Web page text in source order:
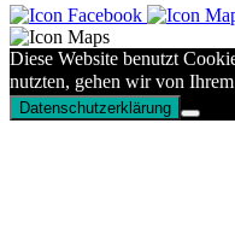
Diese Website benutzt
nutzten, gehen wir von
Datenschutzerklärung